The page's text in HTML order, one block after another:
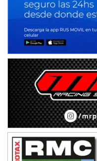
TUCUMANO - F5
El Timbó (Tucumán)